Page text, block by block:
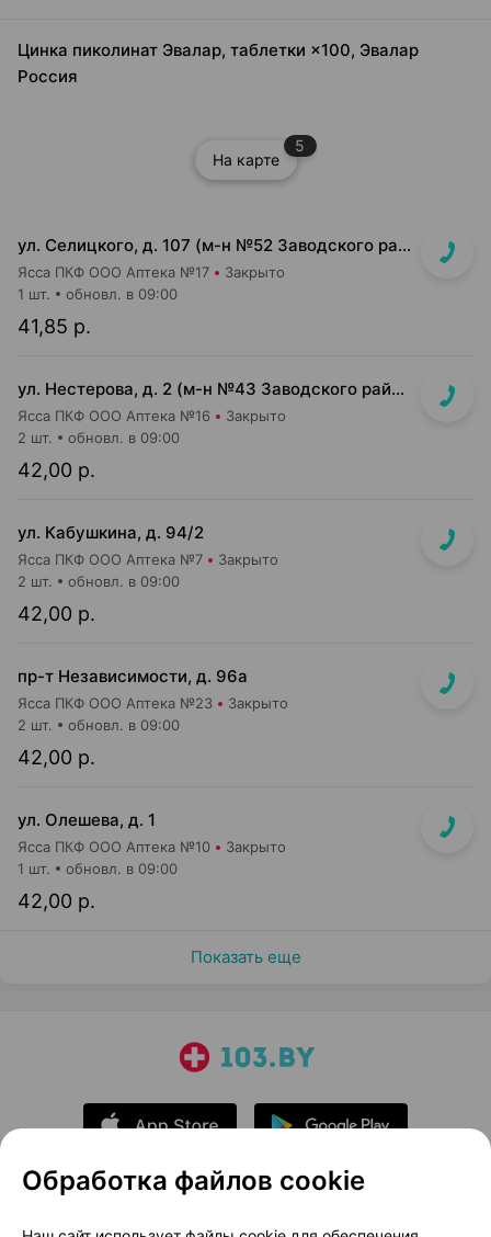
Цинка пиколинат Эвалар, таблетки ×100, Эвалар
Россия
На карте
5
ул. Селицкого, д. 107 (м-н №52 Заводского райпищеторга)
Ясса ПКФ ООО Аптека №17 Закрыто
41,85 р.
1 шт. обновл. в 09:00
ул. Нестерова, д. 2 (м-н №43 Заводского райпищеторга)
Ясса ПКФ ООО Аптека №16 Закрыто
42,00 р.
2 шт. обновл. в 09:00
ул. Кабушкина, д. 94/2
Ясса ПКФ ООО Аптека №7 Закрыто
42,00 р.
2 шт. обновл. в 09:00
пр-т Независимости, д. 96а
Ясса ПКФ ООО Аптека №23 Закрыто
42,00 р.
2 шт. обновл. в 09:00
ул. Олешева, д. 1
Ясса ПКФ ООО Аптека №10 Закрыто
42,00 р.
1 шт. обновл. в 09:00
Показать еще
О проекте Новости проекта
Обработка файлов cookie